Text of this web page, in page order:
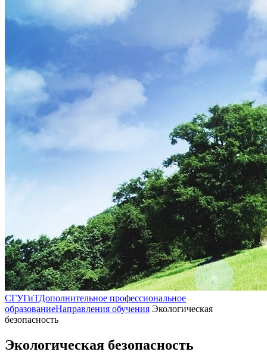
СГУГиТДополнительное профессиональное
образованиеНаправления обучения Экологическая
безопасность
Экологическая безопасность